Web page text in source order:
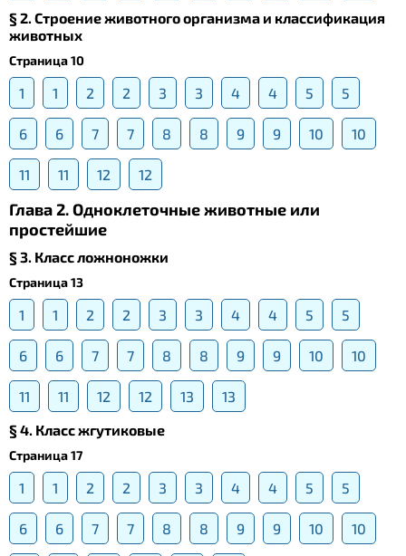
§ 2. Строение животного организма и классификация
животных
Страница 10
1 1 2 2 3 3 4 4 5 5
6 6 7 7 8 8 9 9 10 10
11 11 12 12
Глава 2. Одноклеточные животные или
простейшие
§ 3. Класс ложноножки
Страница 13
1 1 2 2 3 3 4 4 5 5
6 6 7 7 8 8 9 9 10 10
11 11 12 12 13
13
§ 4. Класс жгутиковые
Страница 17
1 1 2 2 3 3 4 4 5 5
6 6 7 7 8 8 9 9 10 10